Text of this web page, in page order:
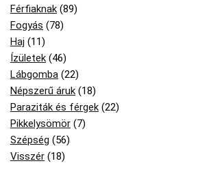
Férfiaknak (89)
Fogyás (78)
Haj (11)
Ízületek (46)
Lábgomba (22)
Népszerű áruk (18)
Paraziták és férgek (22)
Pikkelysömör (7)
Szépség (56)
Visszér (18)